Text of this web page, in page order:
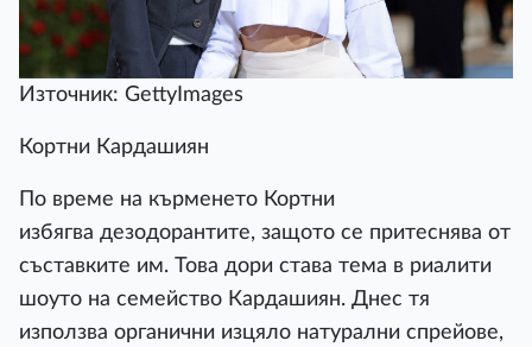
Източник: GettyImages
Кортни Кардашиян
По време на кърменето Кортни
избягва дезодорантите, защото се притеснява от
съставките им. Това дори става тема в риалити
шоуто на семейство Кардашиян. Днес тя
използва органични изцяло натурални спрейове,